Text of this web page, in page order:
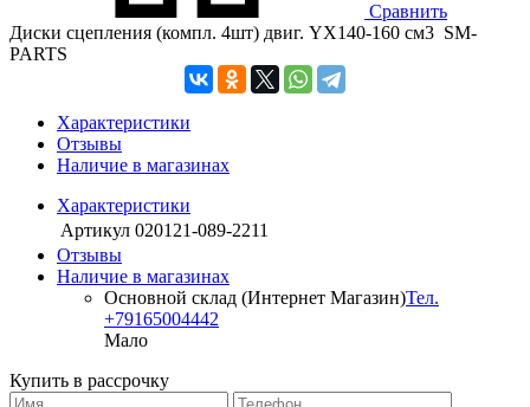
Сравнить
Диски сцепления (компл. 4шт) двиг. YX140-160 см3 SM-
PARTS
Характеристики
Отзывы
Наличие в магазинах
Характеристики
Артикул 020121-089-2211
Отзывы
Наличие в магазинах
Основной склад (Интернет Магазин)Тел.
+79165004442
Мало
Купить в рассрочку